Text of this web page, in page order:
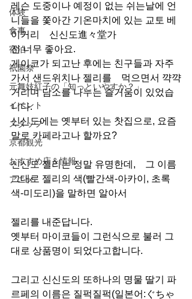
体験
食事
宿泊
祇園祭
元舞妓紅子の「知っといやすか？」
イベント
スタッフ
京都観光
おすすめ店＆情報
アニメ
레슨 도중이나 예정이 없는 쉬는날에 언
니들을 쫓아간 기온마치에 있는 교토 베
이커리　신신도進々堂가
전 너무 좋아요.
게이코가 되고난 후에는 친구들과 자주
가서 샌드위치나 젤리를　먹으면서 꺅꺅
거리며 담소를 나누는 즐거움이 있었습
니다.
신신도에는 옛부터 있는 찻집으로, 요즘
말로 카페라고나 할까요?
신신도 젤리는 정말 유명한데,　그 이름
그대로 젤리의 색(빨간색-아카이, 초록
색-미도리)을 말하면 알아서
젤리를 내준답니다.
옛부터 마이코들이 그런식으로 불러 그
대로 상품명이 되었다고합니다.
그리고 신신도의 또하나의 명물 딸기 파
르페의 이름은 질퍽질퍽(일본어:ぐちゃ